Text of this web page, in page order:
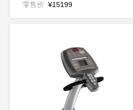
零售价 ¥15199